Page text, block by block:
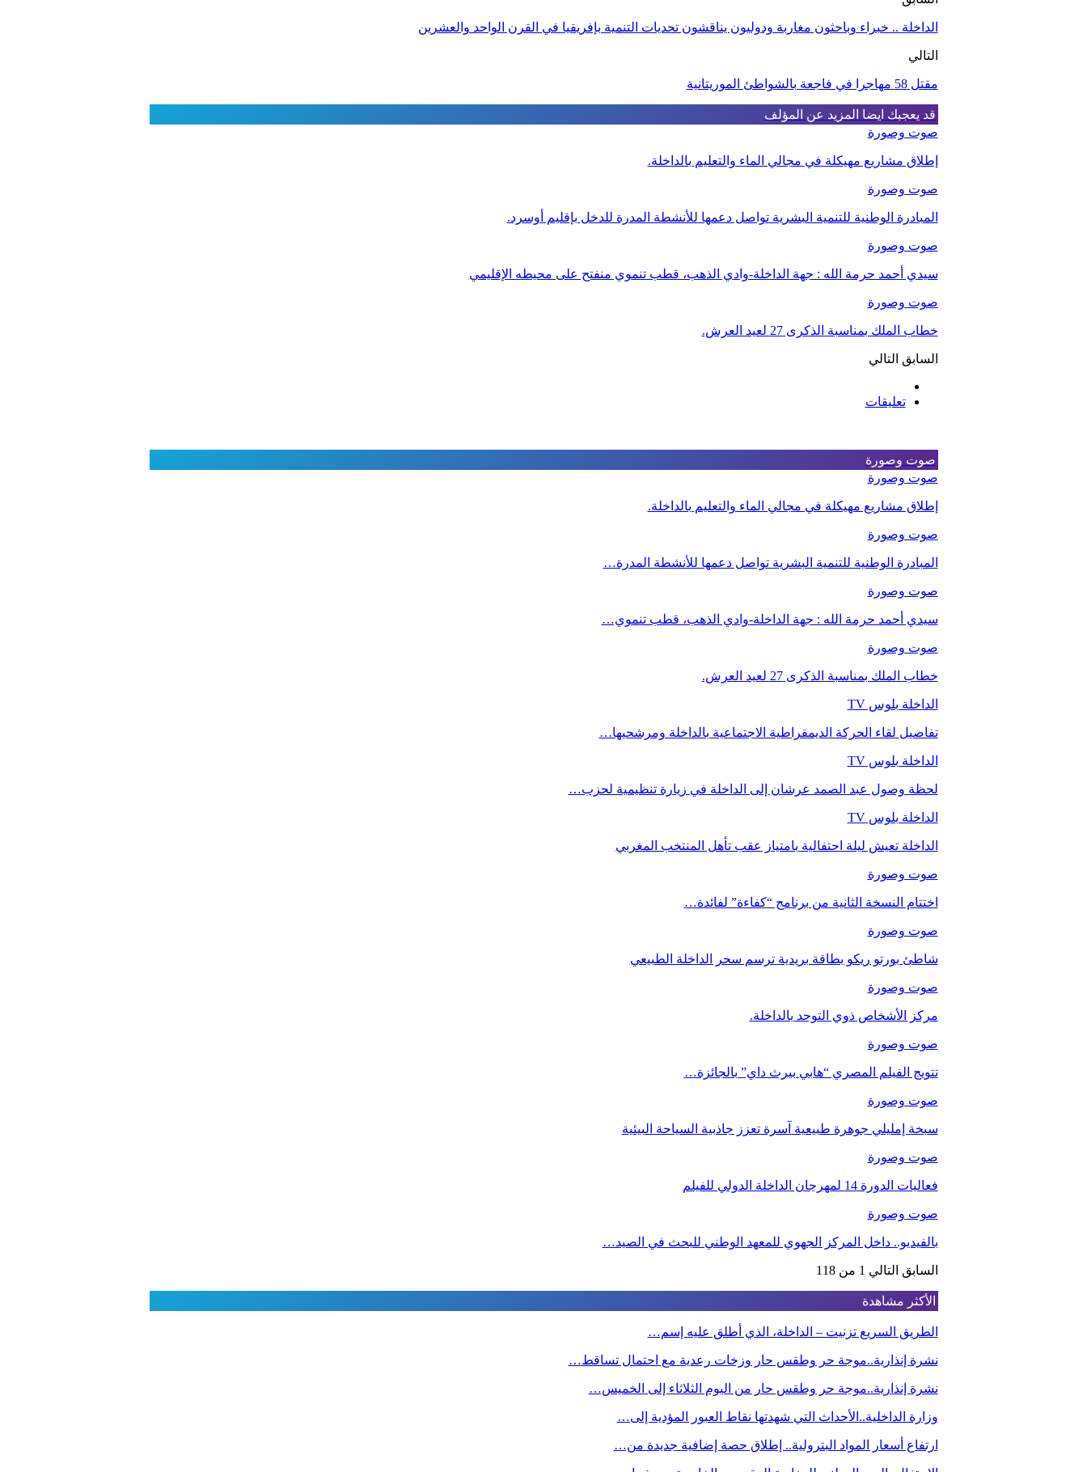
الداخلة .. خبراء وباحثون مغاربة ودوليون يناقشون تحديات التنمية بإفريقيا في القرن الواحد والعشرين
التالي
مقتل 58 مهاجرا في فاجعة بالشواطئ الموريتانية
قد يعجبك ايضا المزيد عن المؤلف
صوت وصورة
إطلاق مشاريع مهيكلة في مجالي الماء والتعليم بالداخلة.
صوت وصورة
المبادرة الوطنية للتنمية البشرية تواصل دعمها للأنشطة المدرة للدخل بإقليم أوسرد.
صوت وصورة
سيدي أحمد حرمة الله : جهة الداخلة-وادي الذهب، قطب تنموي منفتح على محيطه الإقليمي
صوت وصورة
خطاب الملك بمناسبة الذكرى 27 لعيد العرش.
السابق التالي
تعليقات
صوت وصورة
صوت وصورة
إطلاق مشاريع مهيكلة في مجالي الماء والتعليم بالداخلة.
صوت وصورة
المبادرة الوطنية للتنمية البشرية تواصل دعمها للأنشطة المدرة…
صوت وصورة
سيدي أحمد حرمة الله : جهة الداخلة-وادي الذهب، قطب تنموي…
صوت وصورة
خطاب الملك بمناسبة الذكرى 27 لعيد العرش.
الداخلة بلوس TV
تفاصيل لقاء الحركة الديمقراطية الاجتماعية بالداخلة ومرشحيها…
الداخلة بلوس TV
لحظة وصول عبد الصمد عرشان إلى الداخلة في زيارة تنظيمية لحزب…
الداخلة بلوس TV
الداخلة تعيش ليلة احتفالية بامتياز عقب تأهل المنتخب المغربي
صوت وصورة
اختتام النسخة الثانية من برنامج “كفاءة” لفائدة…
صوت وصورة
شاطئ بورتو ريكو بطاقة بريدية ترسم سحر الداخلة الطبيعي
صوت وصورة
مركز الأشخاص ذوي التوحد بالداخلة.
صوت وصورة
تتويج الفيلم المصري “هابي بيرث داي” بالجائزة…
صوت وصورة
سبخة إمليلي جوهرة طبيعية آسرة تعزز جاذبية السياحة البيئية
صوت وصورة
فعاليات الدورة 14 لمهرجان الداخلة الدولي للفيلم
صوت وصورة
بالفيديو.. داخل المركز الجهوي للمعهد الوطني للبحث في الصيد…
السابق التالي 1 من 118
الأكثر مشاهدة
الطريق السريع تزنيت – الداخلة، الذي أطلق عليه إسم…
نشرة إنذارية..موجة حر وطقس حار وزخات رعدية مع احتمال تساقط…
نشرة إنذارية..موجة حر وطقس حار من اليوم الثلاثاء إلى الخميس…
وزارة الداخلية..الأحداث التي شهدتها نقاط العبور المؤدية إلى…
ارتفاع أسعار المواد البترولية.. إطلاق حصة إضافية جديدة من…